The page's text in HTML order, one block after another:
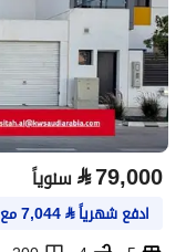
⃁79,000 سنوياً
ادفع شهرياً⃁
7,044مع